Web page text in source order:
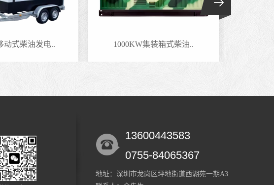
动式柴油发电.. 1000KW集装箱式柴油..
13600443583
0755-84065367
地址：深圳市龙岗区坪地街道西湖苑一期A3